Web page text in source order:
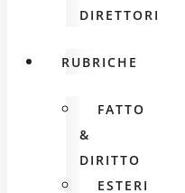
DIRETTORI
RUBRICHE
FATTO
&
DIRITTO
ESTERI